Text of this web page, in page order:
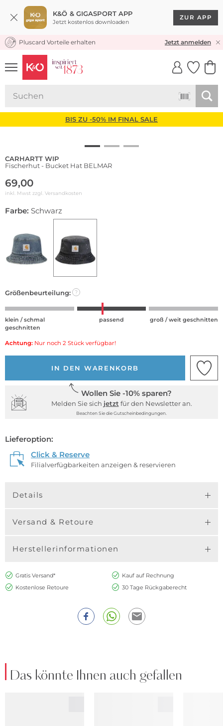
K&Ö & GIGASPORT APP
Jetzt kostenlos downloaden
ZUR APP
KOSTENLOSER VERSAND* & RÜCKVERSAND
Pluscard Vorteile erhalten Jetzt anmelden
UNSERE APP
CLICK &
BIS ZU -50% IM FINAL SALE
CARHARTT WIP
Fischerhut - Bucket Hat BELMAR
69,00
inkl. Mwst zzgl. Versandkosten
Farbe: Schwarz
Größenbeurteilung: ?
klein / schmal
geschnitten
passend groß / weit geschnitten
Achtung: Nur noch 2 Stück verfügbar!
IN DEN WARENKORB
Wollen Sie -10% sparen?
Melden Sie sich jetzt für den Newsletter an.
Beachten Sie die Gutscheinbedingungen.
Lieferoption:
Click & Reserve
Filialverfügbarkeiten anzeigen & reservieren
Details
Versand & Retoure
Herstellerinformationen
Gratis Versand*
Kauf auf Rechnung
Kostenlose Retoure
30 Tage Rückgaberecht
Das könnte Ihnen auch gefallen